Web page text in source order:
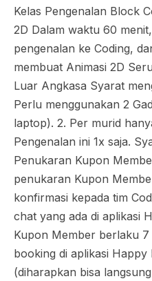
Kelas Pengenalan Block
2D Dalam waktu 60
pengenalan ke Coding,
membuat Animasi 2D
Luar Angkasa Syarat
Perlu menggunakan 2
laptop). 2. Per murid
Pengenalan ini 1x saja.
Penukaran Kupon
penukaran Kupon
konfirmasi kepada tim
chat yang ada di aplikasi
Kupon Member berlaku
booking di aplikasi Happy
(diharapkan bisa